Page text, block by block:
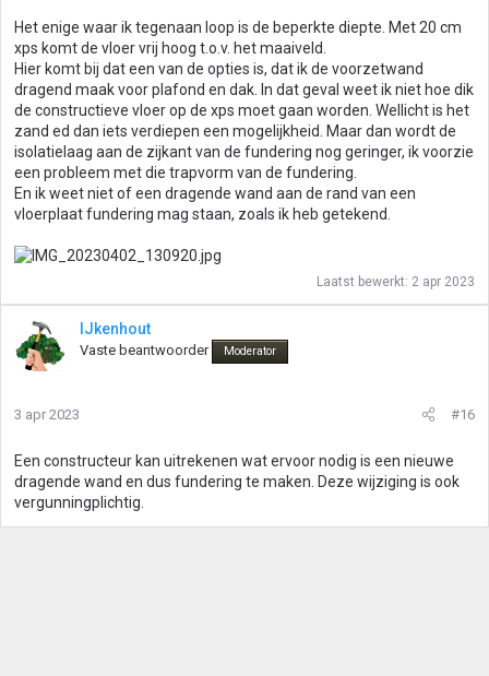
Het enige waar ik tegenaan loop is de beperkte diepte. Met 20 cm
xps komt de vloer vrij hoog t.o.v. het maaiveld.
Hier komt bij dat een van de opties is, dat ik de voorzetwand
dragend maak voor plafond en dak. In dat geval weet ik niet hoe dik
de constructieve vloer op de xps moet gaan worden. Wellicht is het
zand ed dan iets verdiepen een mogelijkheid. Maar dan wordt de
isolatielaag aan de zijkant van de fundering nog geringer, ik voorzie
een probleem met die trapvorm van de fundering.
En ik weet niet of een dragende wand aan de rand van een
vloerplaat fundering mag staan, zoals ik heb getekend.
Laatst bewerkt: 2 apr 2023
IJkenhout
Vaste beantwoorder Moderator
3 apr 2023 #16
Een constructeur kan uitrekenen wat ervoor nodig is een nieuwe
dragende wand en dus fundering te maken. Deze wijziging is ook
vergunningplichtig.